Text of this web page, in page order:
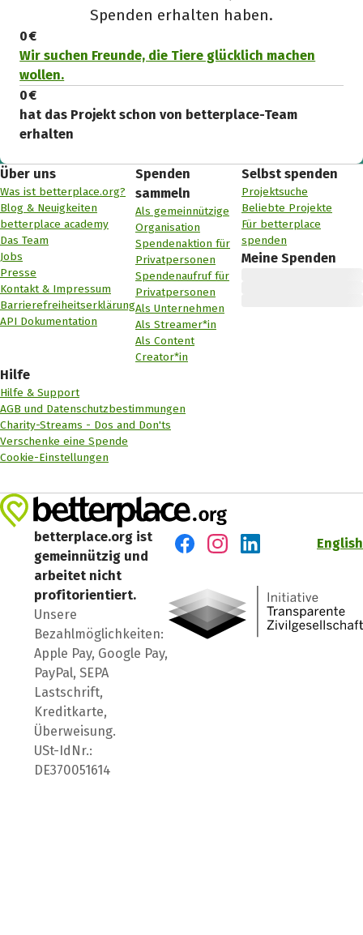
Spenden erhalten haben.
0 €
Wir suchen Freunde, die Tiere glücklich machen
wollen.
0 €
hat das Projekt schon von betterplace-Team
erhalten
Über uns
Was ist betterplace.org?
Blog & Neuigkeiten
betterplace academy
Das Team
Jobs
Presse
Kontakt & Impressum
Barrierefreiheitserklärung
API Dokumentation
Spenden
sammeln
Als gemeinnützige
Organisation
Spendenaktion für
Privatpersonen
Spendenaufruf für
Privatpersonen
Als Unternehmen
Als Streamer*in
Als Content
Creator*in
Selbst spenden
Projektsuche
Beliebte Projekte
Für betterplace
spenden
Meine Spenden
Hilfe
Hilfe & Support
AGB und Datenschutzbestimmungen
Charity-Streams - Dos and Don'ts
Verschenke eine Spende
Cookie-Einstellungen
betterplace.org ist
gemeinnützig und
arbeitet nicht
profitorientiert.
Unsere
Bezahlmöglichkeiten:
Apple Pay, Google Pay,
PayPal, SEPA
Lastschrift,
Kreditkarte,
Überweisung.
USt-IdNr.:
DE370051614
English